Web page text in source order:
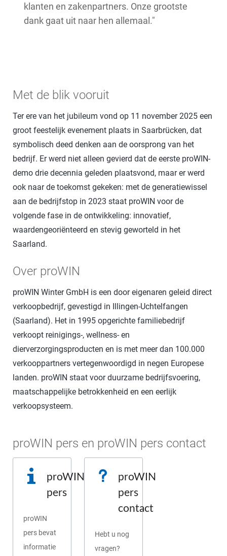
klanten en zakenpartners. Onze grootste
dank gaat uit naar hen allemaal."
Met de blik vooruit
Ter ere van het jubileum vond op 11 november 2025 een
groot feestelijk evenement plaats in Saarbrücken, dat
symbolisch deed denken aan de oorsprong van het
bedrijf. Er werd niet alleen gevierd dat de eerste proWIN-
demo drie decennia geleden plaatsvond, maar er werd
ook naar de toekomst gekeken: met de generatiewissel
aan de bedrijfstop in 2023 staat proWIN voor de
volgende fase in de ontwikkeling: innovatief,
waardengeoriënteerd en stevig geworteld in het
Saarland.
Over proWIN
proWIN Winter GmbH is een door eigenaren geleid direct
verkoopbedrijf, gevestigd in Illingen-Uchtelfangen
(Saarland). Het in 1995 opgerichte familiebedrijf
verkoopt reinigings-, wellness- en
dierverzorgingsproducten en is met meer dan 100.000
verkooppartners vertegenwoordigd in negen Europese
landen. proWIN staat voor duurzame bedrijfsvoering,
maatschappelijke betrokkenheid en een eerlijk
verkoopsysteem.
proWIN pers en proWIN pers contact
proWIN
pers
proWIN
pers bevat
informatie
proWIN
pers
contact
Hebt u nog
vragen?